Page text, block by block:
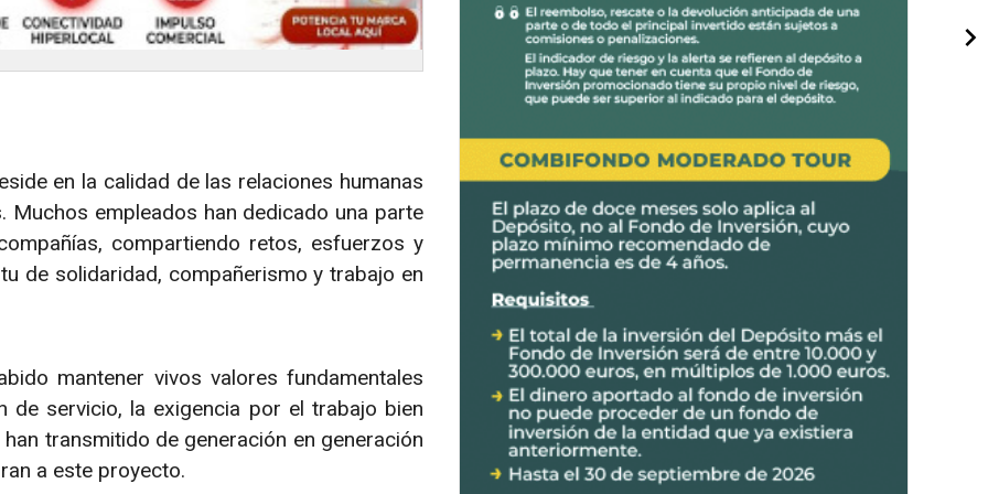
en la calidad de las relaciones humanas
empleados han dedicado una parte
compartiendo retos, esfuerzos y
de solidaridad, compañerismo y trabajo en
mantener vivos valores fundamentales
servicio, la exigencia por el trabajo bien
transmitido de generación en generación
a este proyecto.